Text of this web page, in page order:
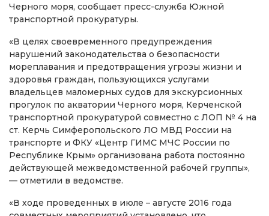
Черного моря, сообщает пресс-служба Южной
транспортной прокуратуры.
«В целях своевременного предупреждения
нарушений законодательства о безопасности
мореплавания и предотвращения угрозы жизни и
здоровья граждан, пользующихся услугами
владельцев маломерных судов для экскурсионных
прогулок по акватории Черного моря, Керченской
транспортной прокуратурой совместно с ЛОП № 4 на
ст. Керчь Симферопольского ЛО МВД России на
транспорте и ФКУ «Центр ГИМС МЧС России по
Республике Крым» организована работа постоянно
действующей межведомственной рабочей группы»,
— отметили в ведомстве.
«В ходе проведенных в июле – августе 2016 года